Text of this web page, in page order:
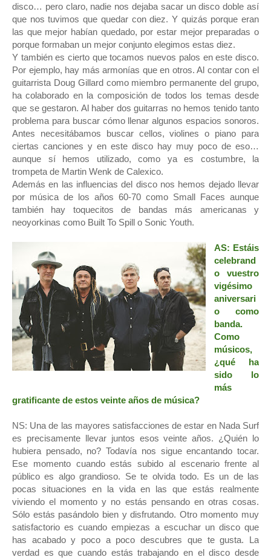
disco… pero claro, nadie nos dejaba sacar un disco doble así
que nos tuvimos que quedar con diez. Y quizás porque eran
las que mejor habían quedado, por estar mejor preparadas o
porque formaban un mejor conjunto elegimos estas diez.
Y también es cierto que tocamos nuevos palos en este disco.
Por ejemplo, hay más armonías que en otros. Al contar con el
guitarrista Doug Gillard como miembro permanente del grupo,
ha colaborado en la composición de todos los temas desde
que se gestaron. Al haber dos guitarras no hemos tenido tanto
problema para buscar cómo llenar algunos espacios sonoros.
Antes necesitábamos buscar cellos, violines o piano para
ciertas canciones y en este disco hay muy poco de eso…
aunque sí hemos utilizado, como ya es costumbre, la
trompeta de Martin Wenk de Calexico.
Además en las influencias del disco nos hemos dejado llevar
por música de los años 60-70 como Small Faces aunque
también hay toquecitos de bandas más americanas y
neoyorkinas como Built To Spill o Sonic Youth.
AS: Estáis
celebrand
o vuestro
vigésimo
aniversari
o como
banda.
Como
músicos,
¿qué ha
sido lo
más
gratificante de estos veinte años de música?
NS: Una de las mayores satisfacciones de estar en Nada Surf
es precisamente llevar juntos esos veinte años. ¿Quién lo
hubiera pensado, no? Todavía nos sigue encantando tocar.
Ese momento cuando estás subido al escenario frente al
público es algo grandioso. Se te olvida todo. Es un de las
pocas situaciones en la vida en las que estás realmente
viviendo el momento y no estás pensando en otras cosas.
Sólo estás pasándolo bien y disfrutando. Otro momento muy
satisfactorio es cuando empiezas a escuchar un disco que
has acabado y poco a poco descubres que te gusta. La
verdad es que cuando estás trabajando en el disco desde